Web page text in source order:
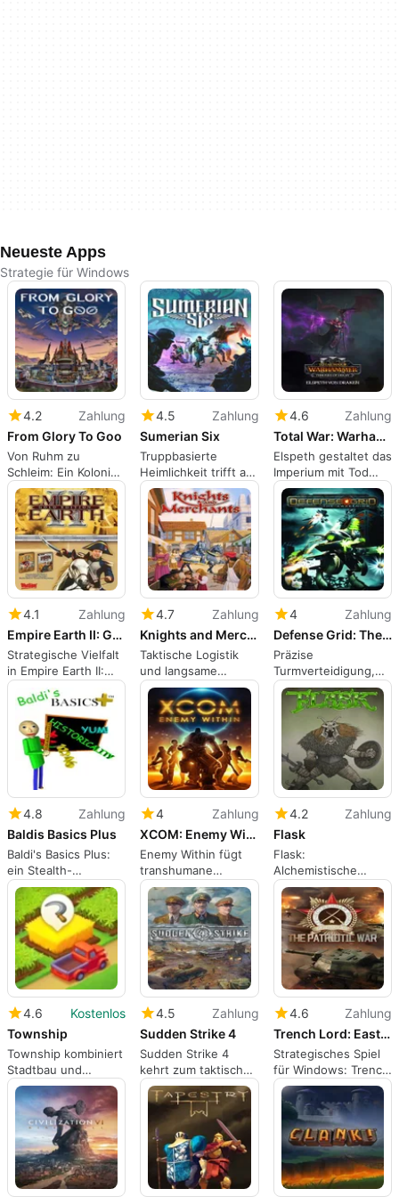
Neueste Apps
Strategie für Windows
4.2
Zahlung
From Glory To Goo
Von Ruhm zu
Schleim: Ein Kolonie-
RTS des
unermüdlichen
Überlebens gegen
Aliens
4.5
Zahlung
Sumerian Six
Truppbasierte
Heimlichkeit trifft auf
okkulte Taktiken des
Zweiten Weltkriegs
in einem pulpigen
Abenteuer
4.6
Zahlung
Total War: Warhammer III - Thrones of Decay: Elspeth
Elspeth gestaltet das
Imperium mit Tod
magie und
experimenteller
Artillerie neu
4.1
Zahlung
Empire Earth II: Gold Edition
Strategische Vielfalt
in Empire Earth II:
Gold Edition
4.7
Zahlung
Knights and Merchants: The Peasants Rebellion
Taktische Logistik
und langsame
Strategie in einem
mittelalterlichen RTS
4
Zahlung
Defense Grid: The Awakening
Präzise
Turmverteidigung,
die Planung und
Optimierung belohnt
4.8
Zahlung
Baldis Basics Plus
Baldi's Basics Plus:
ein Stealth-
Roguelike, das 90er-
Jahre Edutainment
parodiert
4
Zahlung
XCOM: Enemy Within
Enemy Within fügt
transhumane
Upgrades und
härteres taktisches
Spiel hinzu
4.2
Zahlung
Flask
Flask:
Alchemistische
Roguelike-Auto-
Battler mit einer
Hypothekenwendung
4.6
Kostenlos
Township
Township kombiniert
Stadtbau und
Landwirtschaft zu
einer lässigen
Strategie
4.5
Zahlung
Sudden Strike 4
Sudden Strike 4
kehrt zum taktischen
Zweiten Weltkrieg-
Kampf zurück
4.6
Zahlung
Trench Lord: Eastern Front
Strategisches Spiel
für Windows: Trench
Lord